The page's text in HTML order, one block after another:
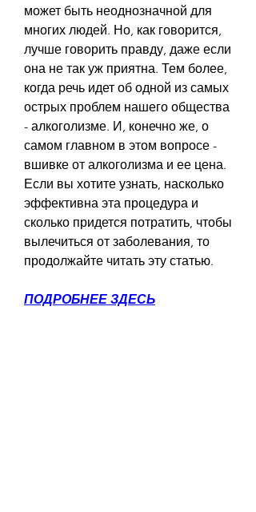
может быть неоднозначной для
многих людей. Но, как говорится,
лучше говорить правду, даже если
она не так уж приятна. Тем более,
когда речь идет об одной из самых
острых проблем нашего общества
- алкоголизме. И, конечно же, о
самом главном в этом вопросе -
вшивке от алкоголизма и ее цена.
Если вы хотите узнать, насколько
эффективна эта процедура и
сколько придется потратить, чтобы
вылечиться от заболевания, то
продолжайте читать эту статью.
ПОДРОБНЕЕ ЗДЕСЬ